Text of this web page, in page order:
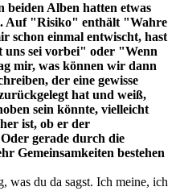
beiden Alben hatten etwas
Auf "Risiko" enthält "Wahre
schon einmal entwischt, hast
uns sei vorbei" oder "Wenn
mir, was können wir dann
der eine gewisse
hat und weiß,
sein könnte, vielleicht
ist, ob er der
gerade durch die
Gemeinsamkeiten bestehen
was du da sagst. Ich meine, ich